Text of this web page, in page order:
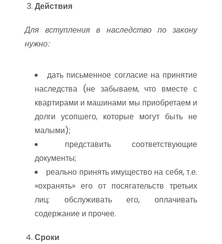
Действия
Для вступления в наследство по закону
нужно:
дать письменное согласие на принятие
наследства (не забываем, что вместе с
квартирами и машинами мы приобретаем и
долги усопшего, которые могут быть не
малыми);
представить соответствующие
документы;
реально принять имущество на себя, т.е.
«охранять» его от посягательств третьих
лиц: обслуживать его, оплачивать
содержание и прочее.
Сроки